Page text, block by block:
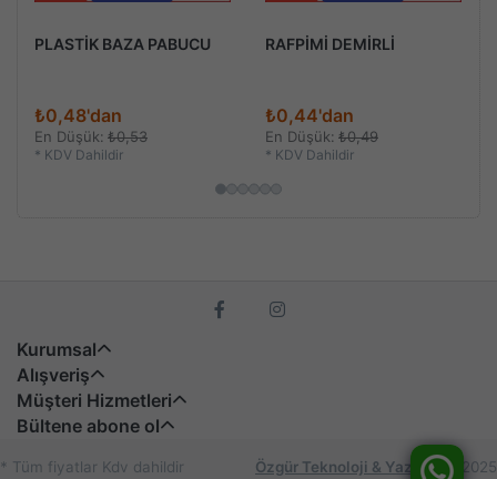
PLASTİK BAZA PABUCU
₺0,48'dan
En Düşük: ₺0,53
* KDV Dahildir
RAFPİMİ DEMİRLİ
₺0,44'dan
En Düşük: ₺0,49
* KDV Dahildir
Kurumsal
Alışveriş
Müşteri Hizmetleri
Bültene abone ol
* Tüm fiyatlar Kdv dahildir Özgür Teknoloji & Yazılım © 2025